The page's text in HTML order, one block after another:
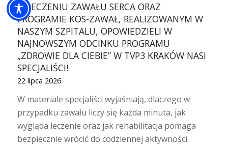
O LECZENIU ZAWAŁU SERCA ORAZ
PROGRAMIE KOS-ZAWAŁ, REALIZOWANYM W
NASZYM SZPITALU, OPOWIEDZIELI W
NAJNOWSZYM ODCINKU PROGRAMU
„ZDROWIE DLA CIEBIE” W TVP3 KRAKÓW NASI
SPECJALIŚCI!
22 lipca 2026
W materiale specjaliści wyjaśniają, dlaczego w
przypadku zawału liczy się każda minuta, jak
wygląda leczenie oraz jak rehabilitacja pomaga
bezpiecznie wrócić do codziennej aktywności.